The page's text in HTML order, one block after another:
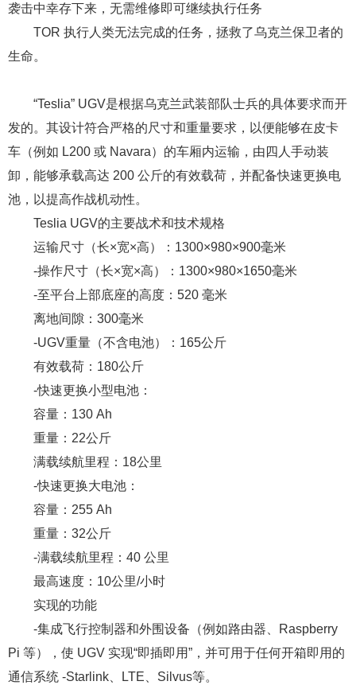
袭击中幸存下来，无需维修即可继续执行任务
TOR 执行人类无法完成的任务，拯救了乌克兰保卫者的
生命。
“Teslia” UGV是根据乌克兰武装部队士兵的具体要求而开
发的。其设计符合严格的尺寸和重量要求，以便能够在皮卡
车（例如 L200 或 Navara）的车厢内运输，由四人手动装
卸，能够承载高达 200 公斤的有效载荷，并配备快速更换电
池，以提高作战机动性。
Teslia UGV的主要战术和技术规格
运输尺寸（长×宽×高）：1300×980×900毫米
-操作尺寸（长×宽×高）：1300×980×1650毫米
-至平台上部底座的高度：520 毫米
离地间隙：300毫米
-UGV重量（不含电池）：165公斤
有效载荷：180公斤
-快速更换小型电池：
容量：130 Ah
重量：22公斤
满载续航里程：18公里